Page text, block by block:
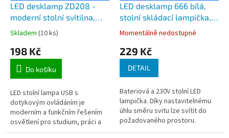
LED desklamp ZD208 -
moderní stolní svítilna,
napájení z USB 5V
Skladem (10 ks)
198 Kč
Do košíku
LED stolní lampa USB s
dotykovým ovládáním je
moderním a funkčním řešením
osvětlení pro studium, práci a
čtení. Napájení přes USB-C
LED desklamp 666 bílá,
stolní skládací lampička,
napájení z baterií nebo
Momentálně nedostupné
229 Kč
DETAIL
Bateriová a 230V stolní LED
lampička. Díky nastavitelnému
úhlu směru svitu lze svítit do
požadovaného prostoru.